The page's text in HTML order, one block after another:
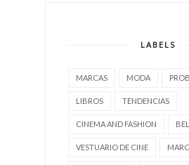
LABELS
MARCAS MODA
LIBROS TENDENCIAS
CINEMA AND FASHION
VESTUARIO DE CINE